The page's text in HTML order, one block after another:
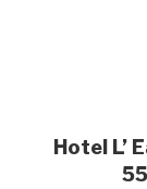
Hotel L’